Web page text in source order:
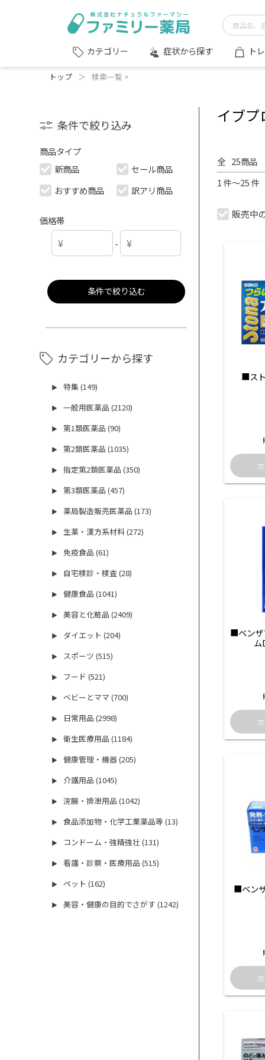
カテゴリー 症状から探す ト
トップ ＞ 検索一覧 >
条件で絞り込み
商品タイプ
新商品
セール商品
おすすめ商品
訳アリ商品
価格帯
-
条件で絞り込む
カテゴリーから探す
▶ 特集 (149)
▶ 一般用医薬品 (2120)
▶ 第1類医薬品 (90)
▶ 第2類医薬品 (1035)
▶ 指定第2類医薬品 (350)
▶ 第3類医薬品 (457)
▶ 薬局製造販売医薬品 (173)
▶ 生薬・漢方系材料 (272)
▶ 免疫食品 (61)
▶ 自宅検診・検査 (28)
▶ 健康食品 (1041)
▶ 美容と化粧品 (2409)
▶ ダイエット (204)
▶ スポーツ (515)
▶ フード (521)
▶ ベビーとママ (700)
▶ 日常用品 (2998)
▶ 衛生医療用品 (1184)
▶ 健康管理・機器 (205)
▶ 介護用品 (1045)
▶ 浣腸・排泄用品 (1042)
▶ 食品添加物・化学工業薬品等 (13)
▶ コンドーム・強精強壮 (131)
▶ 看護・診察・医療用品 (515)
▶ ペット (162)
▶ 美容・健康の目的でさがす (1242)
イブプ
全 25商品
1 件～25 件
販売中
■ス
■ベンザ
ム
■ベン